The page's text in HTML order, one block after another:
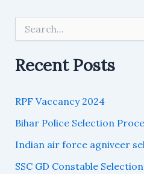
r
c
o
r
Recent Posts
RPF Vaccancy 2024
Bihar Police Selection
Indian air force agniveer
SSC GD Constable